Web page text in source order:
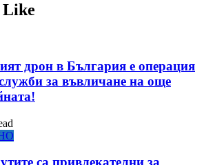
Like
дрон в България е операция
за въвличане на още
са привлекателни за